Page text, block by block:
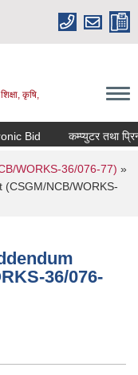
कृषि,
Bid कम्प्युटर तथा
WORKS-36/076-77) »
NCB/WORKS-
36/076-